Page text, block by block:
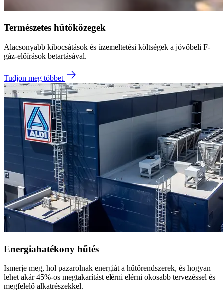
Természetes hűtőközegek
Alacsonyabb kibocsátások és üzemeltetési költségek a jövőbeli F-
gáz-előírások betartásával.
Tudjon meg többet
Energiahatékony hűtés
Ismerje meg, hol pazarolnak energiát a hűtőrendszerek, és hogyan
lehet akár 45%-os megtakarítást elérni elérni okosabb tervezéssel és
megfelelő alkatrészekkel.